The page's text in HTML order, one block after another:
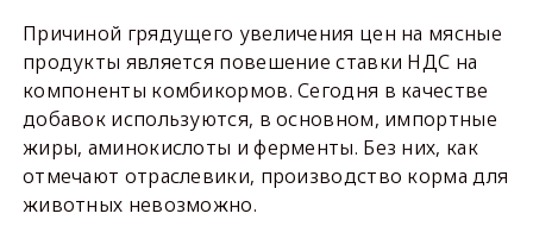
Причиной грядущего увеличения цен на мясные
продукты является повешение ставки НДС на
компоненты комбикормов. Сегодня в качестве
добавок используются, в основном, импортные
жиры, аминокислоты и ферменты. Без них, как
отмечают отраслевики, производство корма для
животных невозможно.